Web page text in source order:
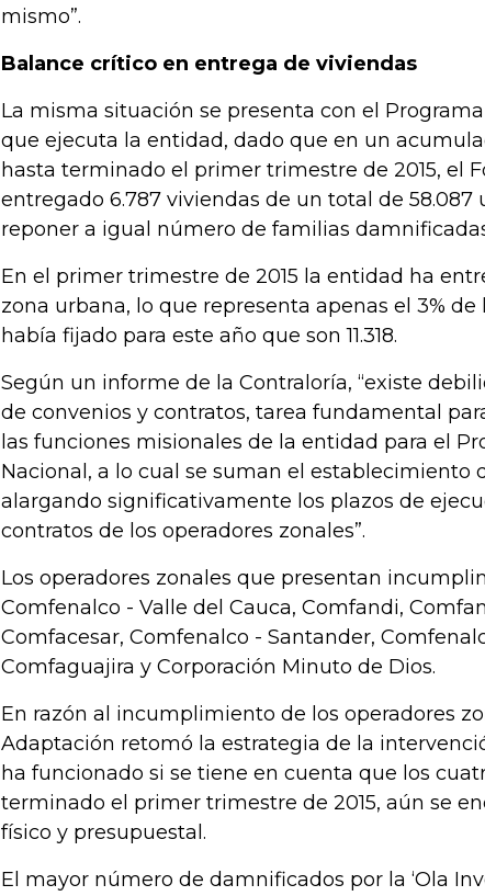
mismo”.
Balance crítico en entrega de viviendas
La misma situación se presenta con el
que ejecuta la entidad, dado que en un
hasta terminado el primer trimestre de 2015, el
entregado 6.787 viviendas de un total de 58.087
reponer a igual número de familias
En el primer trimestre de 2015 la entidad ha
zona urbana, lo que representa apenas el 3%
había fijado para este año que son 11.318.
Según un informe de la Contraloría, “existe
de convenios y contratos, tarea fundamental
las funciones misionales de la entidad para el
Nacional, a lo cual se suman el establecimiento
alargando significativamente los plazos de
contratos de los operadores zonales”.
Los operadores zonales que presentan
Comfenalco - Valle del Cauca, Comfandi,
Comfacesar, Comfenalco - Santander,
Comfaguajira y Corporación Minuto de Dios.
En razón al incumplimiento de los operadores
Adaptación retomó la estrategia de la
ha funcionado si se tiene en cuenta que los
terminado el primer trimestre de 2015, aún se
físico y presupuestal.
El mayor número de damnificados por la ‘Ola